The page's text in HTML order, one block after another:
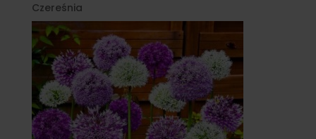
Czereśnia